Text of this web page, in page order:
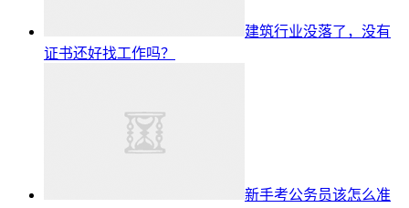
建筑行业没落了，没有
证书还好找工作吗？
新手考公务员该怎么准